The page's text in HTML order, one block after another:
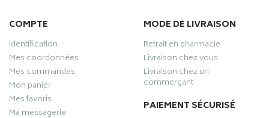
COMPTE
Identification
Mes coordonnées
Mes commandes
Mon panier
Mes favoris
Ma messagerie
MODE DE LIVRAISON
Retrait en pharmacie
Livraison chez vous
Livraison chez un
commerçant
PAIEMENT SÉCURISÉ